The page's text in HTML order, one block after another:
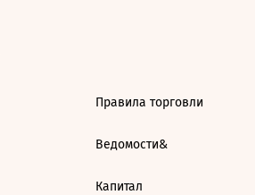
Правила торговли
Ведомости&
Капитал